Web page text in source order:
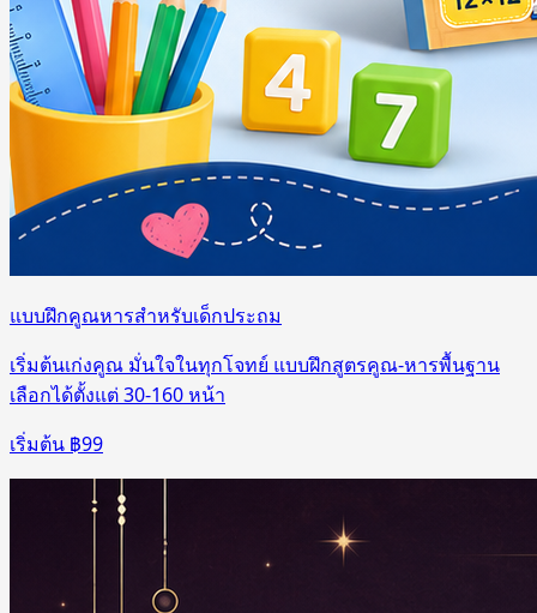
แบบฝึกคูณหารสำหรับเด็กประถม
เริ่มต้นเก่งคูณ มั่นใจในทุกโจทย์ แบบฝึกสูตรคูณ-หารพื้นฐาน
เลือกได้ตั้งแต่ 30-160 หน้า
เริ่มต้น ฿99